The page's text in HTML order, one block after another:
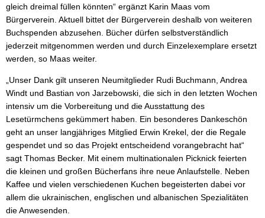
gleich dreimal füllen könnten“ ergänzt Karin Maas vom
Bürgerverein. Aktuell bittet der Bürgerverein deshalb von weiteren
Buchspenden abzusehen. Bücher dürfen selbstverständlich
jederzeit mitgenommen werden und durch Einzelexemplare ersetzt
werden, so Maas weiter.
„Unser Dank gilt unseren Neumitglieder Rudi Buchmann, Andrea
Windt und Bastian von Jarzebowski, die sich in den letzten Wochen
intensiv um die Vorbereitung und die Ausstattung des
Lesetürmchens gekümmert haben. Ein besonderes Dankeschön
geht an unser langjähriges Mitglied Erwin Krekel, der die Regale
gespendet und so das Projekt entscheidend vorangebracht hat“
sagt Thomas Becker. Mit einem multinationalen Picknick feierten
die kleinen und großen Bücherfans ihre neue Anlaufstelle. Neben
Kaffee und vielen verschiedenen Kuchen begeisterten dabei vor
allem die ukrainischen, englischen und albanischen Spezialitäten
die Anwesenden.